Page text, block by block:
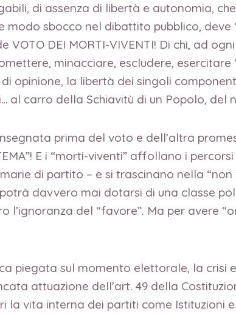
di assenza di libertà e autonomia,
modo sbocco nel dibattito pubblico,
DEI MORTI-VIVENTI! Di chi, ad
minacciare, escludere, esercitare
opinione, la libertà dei singoli
carro della Schiavitù di un Popolo, del
prima del voto e dell’altra
E i “morti-viventi” affollano i
di partito – e si trascinano nella “non
davvero mai dotarsi di una classe
del “favore”. Ma per avere
piegata sul momento elettorale, la crisi
attuazione dell’art. 49 della
vita interna dei partiti come Istituzioni